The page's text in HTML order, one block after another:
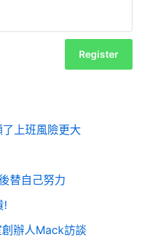
Register
上班風險更大
替自己努力
!
辦人Mack訪談